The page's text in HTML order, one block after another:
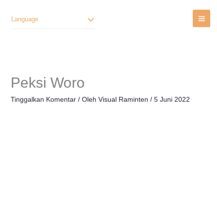
Language
Peksi Woro
Tinggalkan Komentar / Oleh Visual Raminten / 5 Juni 2022